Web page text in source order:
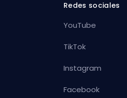
Redes sociales
YouTube
TikTok
Instagram
Facebook